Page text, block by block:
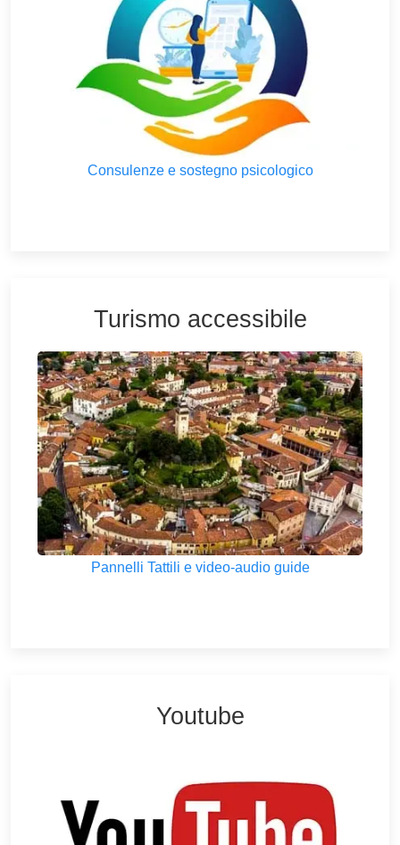
Consulenze e sostegno psicologico
Turismo accessibile
Pannelli Tattili e video-audio guide
Youtube